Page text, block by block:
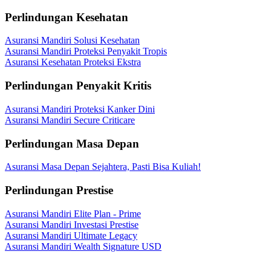
Perlindungan Kesehatan
Asuransi Mandiri Solusi Kesehatan
Asuransi Mandiri Proteksi Penyakit Tropis
Asuransi Kesehatan Proteksi Ekstra
Perlindungan Penyakit Kritis
Asuransi Mandiri Proteksi Kanker Dini
Asuransi Mandiri Secure Criticare
Perlindungan Masa Depan
Asuransi Masa Depan Sejahtera, Pasti Bisa Kuliah!
Perlindungan Prestise
Asuransi Mandiri Elite Plan - Prime
Asuransi Mandiri Investasi Prestise
Asuransi Mandiri Ultimate Legacy
Asuransi Mandiri Wealth Signature USD